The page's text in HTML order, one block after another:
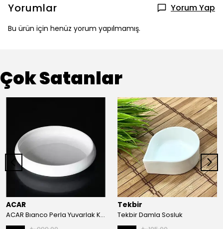
Yorumlar Yorum Yap
Bu ürün için henüz yorum yapılmamış.
Çok Satanlar
ACAR
ACAR Bıanco Perla Yuvarlak Kase 22X4 Cm
Tekbir
Tekbir Damla Sosluk